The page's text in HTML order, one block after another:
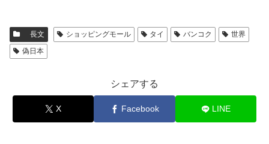
長文 ショッピングモール タイ バンコク
世界
偽日本
シェアする
X Facebook LINE